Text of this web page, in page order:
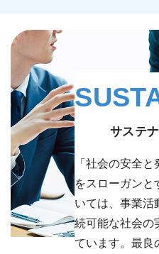
2026/04/21 お知らせ
「2026年度 世田谷ITカレッ
2026/04/14 お知ら
Kaggle「第7回全国医療AIコ
チームが優勝
2026/04/10 お知ら
量子コンピューティング
2026/06/24
有価証券報告書-第56期
（592KB）
2026/06/09 お知ら
大阪大学量子情報・量子生
ック、順天堂大学 計算待ち
ログラミングを開発
2026/06/01 その他
2026年定時株主総会招集ご
サステ
「社会の安全と
をスローガンと
いては、事業活
続可能な社会の
ています。最良